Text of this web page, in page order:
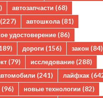
автозапчасти (68)
(227) автошкола (81)
удостоверение (86)
дороги (156) закон (84)
(79) исследование (288)
(241) лайфхак
(96) новые технологии (82)